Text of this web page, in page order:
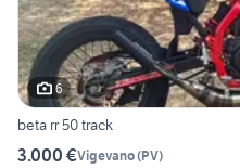
6
beta rr 50 track
3.000 €Vigevano(PV)